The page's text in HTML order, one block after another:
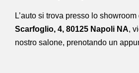
L’auto si trova presso lo showroom
Scarfoglio, 4, 80125 Napoli NA,
nostro salone, prenotando un